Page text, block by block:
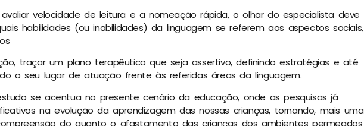
velocidade de leitura e a nomeação rápida, o olhar do especialista deve
habilidades (ou inabilidades) da linguagem se referem aos aspectos sociais,
traçar um plano terapêutico que seja assertivo, definindo estratégias e até
o seu lugar de atuação frente às referidas áreas da linguagem.
se acentua no presente cenário da educação, onde as pesquisas já
na evolução da aprendizagem das nossas crianças, tornando, mais uma
do quanto o afastamento das crianças dos ambientes permeados